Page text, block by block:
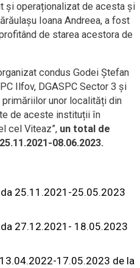
și operaționalizat de acesta și
Ioana Andreea, a fost
de starea acestora de
condus Godei Ștefan
Ilfov, DGASPC Sector 3 și
unor localități din
de aceste instituții în
cel Viteaz”, un total de
08.06.2023.
25.11.2021-25.05.2023
27.12.2021- 18.05.2023
17.05.2023 de la